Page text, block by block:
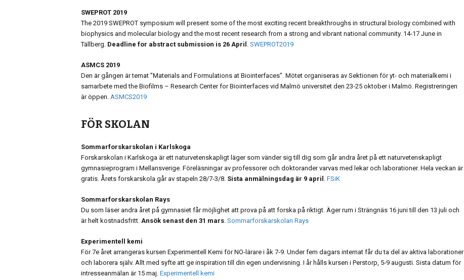
SWEPROT 2019
The 2019 SWEPROT symposium will present some of the most exciting recent breakthroughs in structural biology combined with
biophysics and molecular biology and the most recent research from a strong and vibrant national community. 14‑17 June in
Tällberg. Deadline for abstract submission is 26 April SWEPROT2019
ASMCS 2019
Den är gången är temat ”Materials and Formulations at Biointerfaces”. Mötet organiseras av Sektionen för yt- och materialkemi i
samarbete med the Biofilms – Research Center for Biointerfaces vid Malmö universitet den 23‑25 oktober i Malmö. Registreringen
är öppen. ASMCS2019
FÖR SKOLAN
Sommarforskarskolan i Karlskoga
Forskarskolan i Karlskoga är ett naturvetenskapligt läger som vänder sig till dig som går andra året på ett naturvetenskapligt
gymnasieprogram i Mellansverige. Föreläsningar av professorer och doktorander varvas med lekar och laborationer. Hela veckan är
gratis. Årets forskarskola går av stapeln 28/7‑3/8. Sista anmälningsdag är 9 april FSiK
Sommarforskarskolan Rays
Du som läser andra året på gymnasiet får möjlighet att prova på att forska på riktigt. Äger rum i Strängnäs 16 juni till den 13 juli och
är helt kostnadsfritt. Ansök senast den 31 mars Sommarforskarskolan Rays
Experimentell kemi
För 7e året arrangeras kursen Experimentell Kemi för NO-lärare i åk 7‑9. Under fem dagars internat får du ta del av aktiva laborationer
och laborera själv. Allt med syfte att ge inspiration till din egen undervisning. I år hålls kursen i Perstorp, 5‑9 augusti. Sista datum för
intresseanmälan är 15 maj. Experimentell kemi